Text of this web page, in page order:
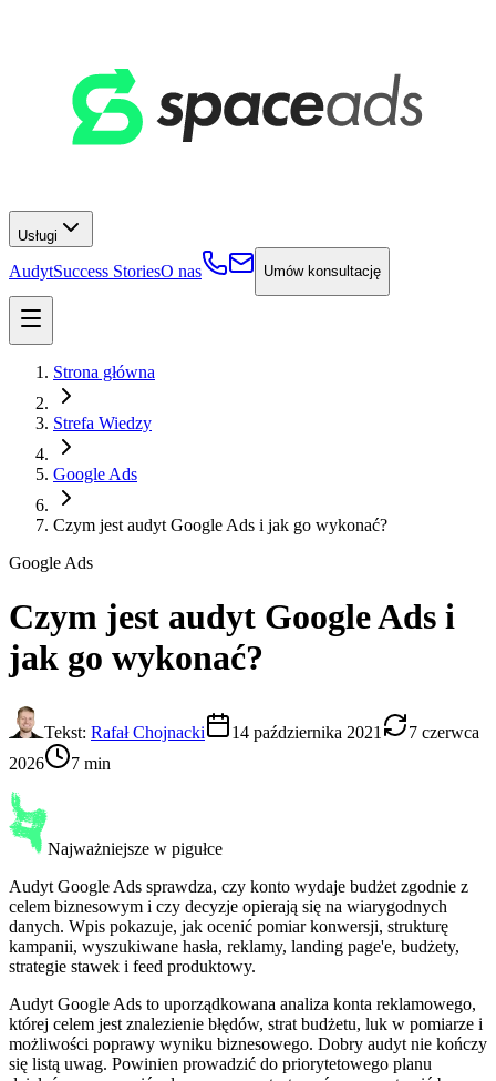
Usługi
AudytSuccess StoriesO nas Umów konsultację
Strona główna
Strefa Wiedzy
Google Ads
Czym jest audyt Google Ads i jak go wykonać?
Google Ads
Czym jest audyt Google Ads i
jak go wykonać?
Tekst: Rafał Chojnacki 14 października 2021
7 czerwca
2026
7 min
Najważniejsze w pigułce
Audyt Google Ads sprawdza, czy konto wydaje budżet zgodnie z
celem biznesowym i czy decyzje opierają się na wiarygodnych
danych. Wpis pokazuje, jak ocenić pomiar konwersji, strukturę
kampanii, wyszukiwane hasła, reklamy, landing page'e, budżety,
strategie stawek i feed produktowy.
Audyt Google Ads to uporządkowana analiza konta reklamowego,
której celem jest znalezienie błędów, strat budżetu, luk w pomiarze i
możliwości poprawy wyniku biznesowego. Dobry audyt nie kończy
się listą uwag. Powinien prowadzić do priorytetowego planu